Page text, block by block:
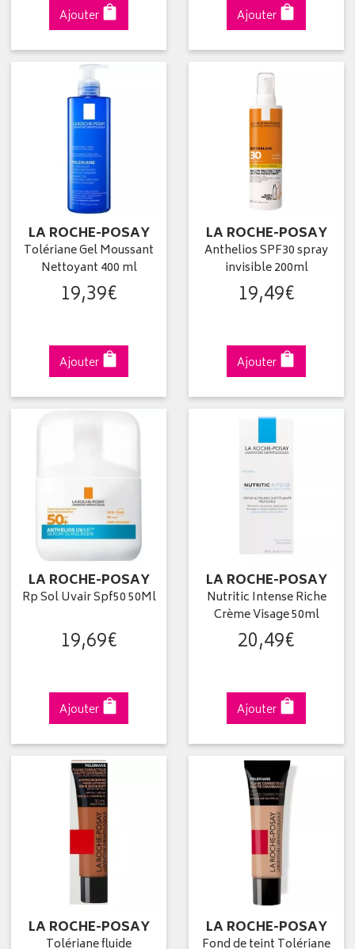
Ajouter Ajouter
LA ROCHE-POSAY
Tolériane Gel Moussant
Nettoyant 400 ml
19,39€
Ajouter
LA ROCHE-POSAY
Anthelios SPF30 spray
invisible 200ml
19,49€
Ajouter
LA ROCHE-POSAY
Rp Sol Uvair Spf50 50Ml
19,69€
Ajouter
LA ROCHE-POSAY
Nutritic Intense Riche
Crème Visage 50ml
20,49€
Ajouter
LA ROCHE-POSAY
Tolériane fluide
LA ROCHE-POSAY
Fond de teint Tolériane